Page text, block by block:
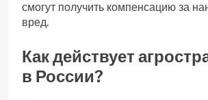
смогут получить компенсацию за
вред.
Как действует
в России?